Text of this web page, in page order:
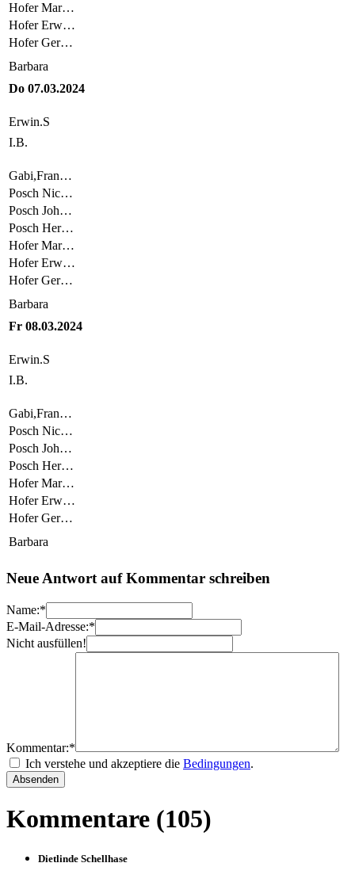
Hofer Mar…
Hofer Erw…
Hofer Ger…
Barbara
Do 07.03.2024
Erwin.S
I.B.
Gabi,Fran…
Posch Nic…
Posch Joh…
Posch Her…
Hofer Mar…
Hofer Erw…
Hofer Ger…
Barbara
Fr 08.03.2024
Erwin.S
I.B.
Gabi,Fran…
Posch Nic…
Posch Joh…
Posch Her…
Hofer Mar…
Hofer Erw…
Hofer Ger…
Barbara
Neue Antwort auf Kommentar schreiben
Name:*
E-Mail-Adresse:*
Nicht ausfüllen!
Kommentar:*
Ich verstehe und akzeptiere die Bedingungen.
Kommentare (105)
Dietlinde Schellhase